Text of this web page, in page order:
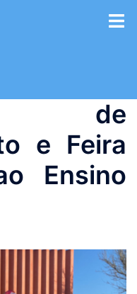
de
e Feira
Ensino